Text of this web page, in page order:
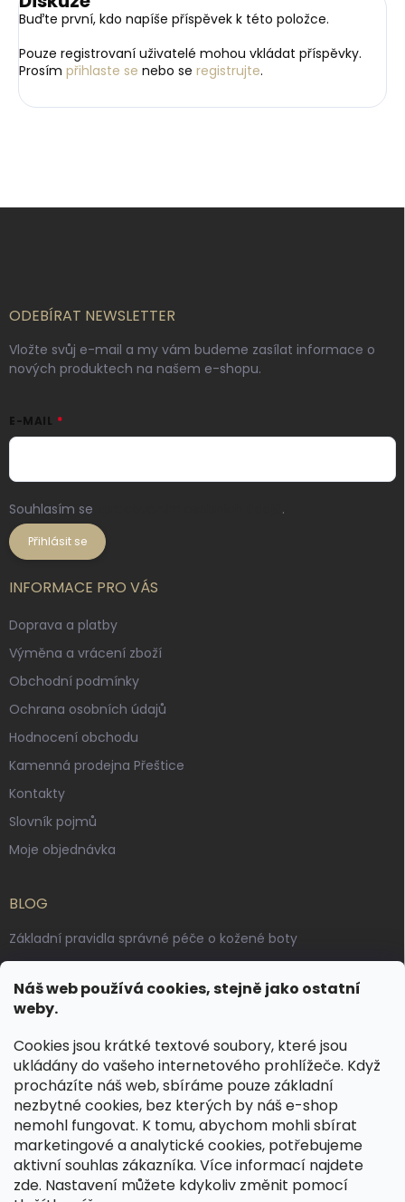
Náš web používá cookies, stejně jako ostatní
weby.
Cookies jsou krátké textové soubory, které jsou
ukládány do vašeho internetového prohlížeče. Když
procházíte náš web, sbíráme pouze základní
nezbytné cookies, bez kterých by náš e-shop
nemohl fungovat. K tomu, abychom mohli sbírat
marketingové a analytické cookies, potřebujeme
aktivní souhlas zákazníka. Více informací najdete
zde. Nastavení můžete kdykoliv změnit pomocí
Buďte první, kdo napíše příspěvek k této položce.
Pouze registrovaní uživatelé mohou vkládat příspěvky.
Prosím přihlaste se nebo se registrujte.
ODEBÍRAT NEWSLETTER
Vložte svůj e-mail a my vám budeme zasílat informace o
nových produktech na našem e-shopu.
E-MAIL
Souhlasím se .
Přihlásit se
INFORMACE PRO VÁS
Doprava a platby
Výměna a vrácení zboží
Obchodní podmínky
Ochrana osobních údajů
Hodnocení obchodu
Kamenná prodejna Přeštice
Kontakty
Slovník pojmů
Moje objednávka
BLOG
Základní pravidla správné péče o kožené boty
Výroba českých kožených opasků: vůně pravé kůže, dotek
řemesla
KONTAKT
dotazy@spongr.cz
+420 776 663 962
https://www.facebook.com/spongr.cz